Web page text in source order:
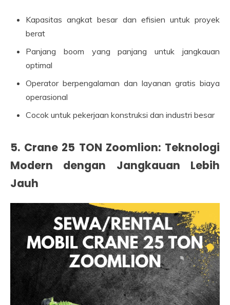
Kapasitas angkat besar dan efisien untuk proyek
berat
Panjang boom yang panjang untuk jangkauan
optimal
Operator berpengalaman dan layanan gratis biaya
operasional
Cocok untuk pekerjaan konstruksi dan industri besar
5. Crane 25 TON Zoomlion: Teknologi
Modern dengan Jangkauan Lebih
Jauh